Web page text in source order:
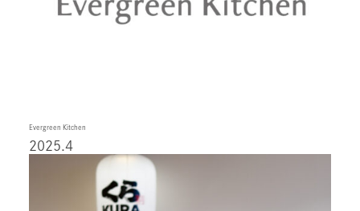
Evergreen Kitchen
2025.4